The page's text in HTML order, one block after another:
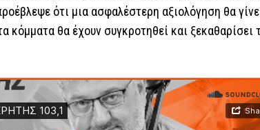
ότι μια ασφαλέστερη αξιολόγηση θα
κόμματα θα έχουν συγκροτηθεί και ξεκαθαρίσει